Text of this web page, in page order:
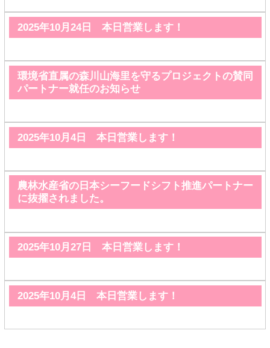
2025年10月24日 本日営業します！
環境省直属の森川山海里を守るプロジェクトの賛同
パートナー就任のお知らせ
2025年10月4日 本日営業します！
農林水産省の日本シーフードシフト推進パートナー
に抜擢されました。
2025年10月27日 本日営業します！
2025年10月4日 本日営業します！